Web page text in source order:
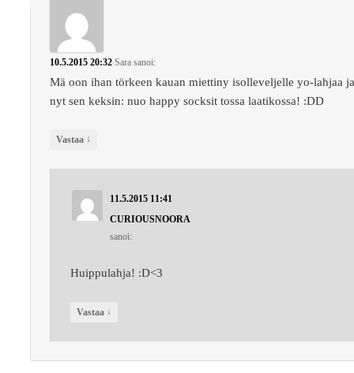
10.5.2015 20:32 Sara sanoi:
Mä oon ihan törkeen kauan miettiny isolleveljelle yo-lahjaa
nyt sen keksin: nuo happy socksit tossa laatikossa! :DD
Vastaa ↓
11.5.2015 11:41
CURIOUSNOORA
sanoi:
Huippulahja! :D<3
Vastaa ↓